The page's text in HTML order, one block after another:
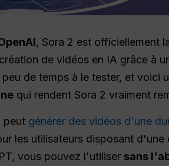
, Sora 2 est officiellement
de vidéos en IA grâce à
de temps à le tester, et voici
qui rendent Sora 2 vraiment
peut générer des vidéos d'une
les utilisateurs disposant d'une
vous pouvez l'utiliser sans